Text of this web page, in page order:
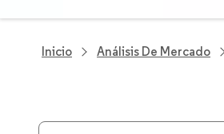
Inicio Análisis De Mercado